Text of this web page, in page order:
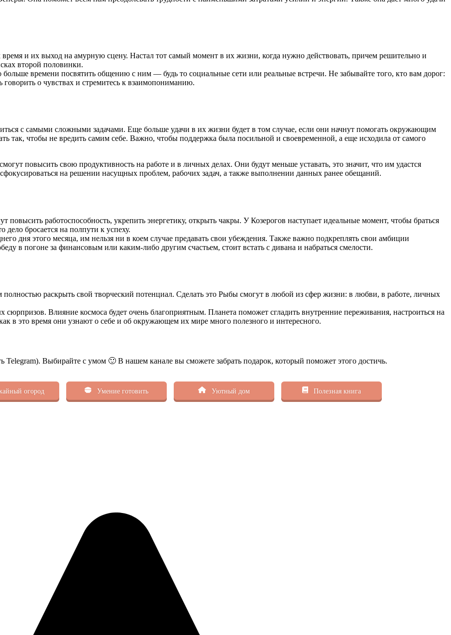
и их выход на амурную сцену. Настал тот самый момент в их жизни, когда нужно действовать, причем решительно и
второй половинки.
времени посвятить общению с ним — будь то социальные сети или реальные встречи. Не забывайте того, кто вам дорог:
о чувствах и стремитесь к взаимопониманию.
с самыми сложными задачами. Еще больше удачи в их жизни будет в том случае, если они начнут помогать окружающим
так, чтобы не вредить самим себе. Важно, чтобы поддержка была посильной и своевременной, а еще исходила от самого
повысить свою продуктивность на работе и в личных делах. Они будут меньше уставать, это значит, что им удастся
на решении насущных проблем, рабочих задач, а также выполнении данных ранее обещаний.
работоспособность, укрепить энергетику, открыть чакры. У Козерогов наступает идеальные момент, чтобы браться
дело бросается на полпути к успеху.
дня этого месяца, им нельзя ни в коем случае предавать свои убеждения. Также важно подкреплять свои амбиции
в погоне за финансовым или каким-либо другим счастьем, стоит встать с дивана и набраться смелости.
полностью раскрыть свой творческий потенциал. Сделать это Рыбы смогут в любой из сфер жизни: в любви, в работе, личных
Влияние космоса будет очень благоприятным. Планета поможет сгладить внутренние переживания, настроиться на
в это время они узнают о себе и об окружающем их мире много полезного и интересного.
Telegram). Выбирайте с умом 🙂 В нашем канале вы сможете забрать подарок, который поможет этого достичь.
огород Умение готовить Уютный дом Полезная книга